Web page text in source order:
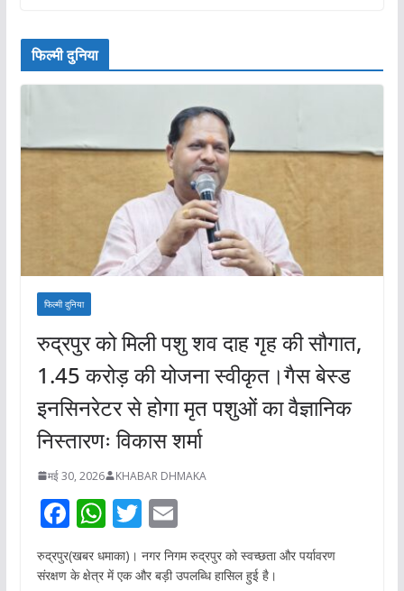
फिल्मी दुनिया
फिल्मी दुनिया
रुद्रपुर को मिली पशु शव दाह गृह की सौगात,
1.45 करोड़ की योजना स्वीकृत।गैस बेस्ड
इनसिनरेटर से होगा मृत पशुओं का वैज्ञानिक
निस्तारणः विकास शर्मा
मई 30, 2026 KHABAR DHMAKA
F
ac
e
W
h
at
T
w
itt
E
m
ai
रुद्रपुर(खबर धमाका)। नगर निगम रुद्रपुर को स्वच्छता और पर्यावरण
संरक्षण के क्षेत्र में एक और बड़ी उपलब्धि हासिल हुई है।